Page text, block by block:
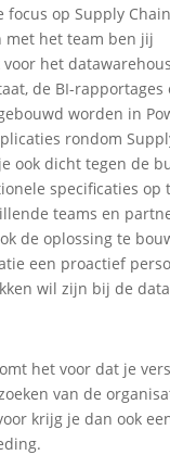
focus op Supply
met het team ben jij
het
de BI-rapportages
worden in
rondom
ook dicht tegen de
specificaties op
teams en
de oplossing te
een proactief
wil zijn bij de
het voor dat je
van de
krijg je dan ook